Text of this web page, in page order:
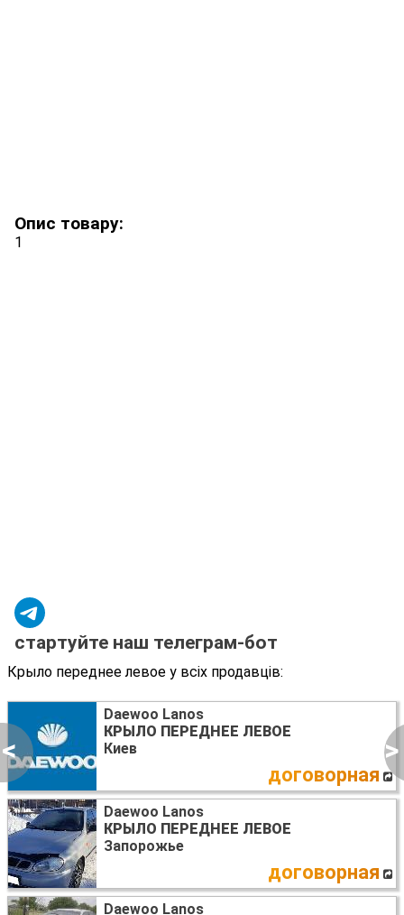
< >
Опис товару:
1
стартуйте наш телеграм-бот
Крыло переднее левое у всіх продавців:
Daewoo Lanos
КРЫЛО ПЕРЕДНЕЕ ЛЕВОЕ
Киев
договорная
Daewoo Lanos
КРЫЛО ПЕРЕДНЕЕ ЛЕВОЕ
Запорожье
договорная
Daewoo Lanos